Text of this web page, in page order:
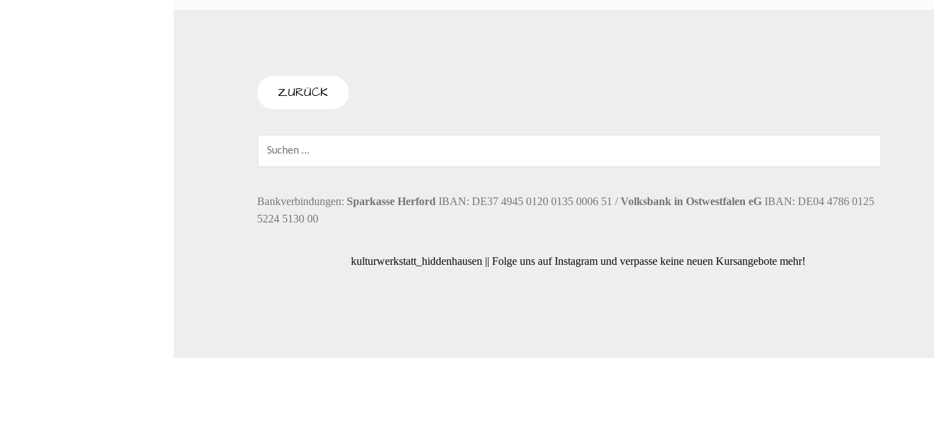
NACH:
Bankverbindungen: Sparkasse HerfordIBAN: DE37 4945 0120 0135 0006 51 /Volksbank in Ostwestfalen eGIBAN: DE04 4786 0125
5224 5130 00
kulturwerkstatt_hiddenhausen || Folge uns auf Instagram und verpasse keine neuen Kursangebote mehr!